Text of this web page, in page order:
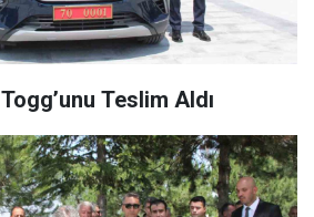
Teslim Aldı